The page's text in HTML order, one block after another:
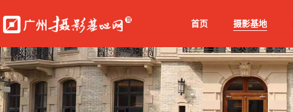
首页 摄影基地